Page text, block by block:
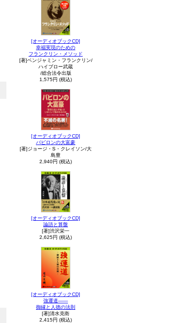
[オーディオブックCD]
幸福実現のための
フランクリン・メソッド
[著]ベンジャミン・フランクリン/
ハイブロー武蔵
/総合法令出版
1,575円 (税込)
[オーディオブックCD]
バビロンの大富豪
[著]ジョージ・S・クレイソン/大
島豊
2,940円 (税込)
[オーディオブックCD]
論語と算盤
[著]渋沢栄一
2,625円 (税込)
[オーディオブックCD]
強運道――
御縁と人徳の法則
[著]清水克衛
2,415円 (税込)